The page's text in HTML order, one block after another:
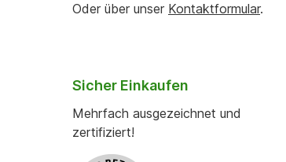
Oder über unser Kontaktformular.
Sicher Einkaufen
Mehrfach ausgezeichnet und
zertifiziert!